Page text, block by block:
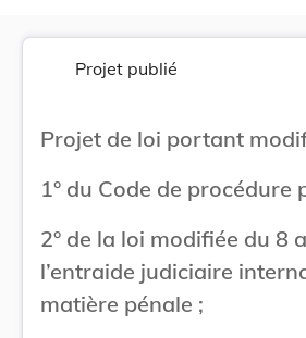
Projet publié
Projet de loi portant
1° du Code de procédure
2° de la loi modifiée du 8
l’entraide judiciaire
matière pénale ;